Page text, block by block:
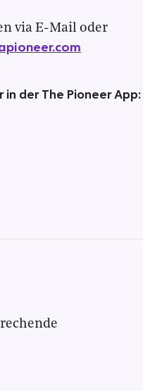
via E-Mail oder
in der The Pioneer App: